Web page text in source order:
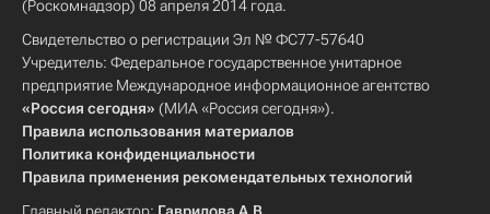
(Роскомнадзор) 08 апреля 2014 года.
Свидетельство о регистрации Эл № ФС77-57640
Учредитель: Федеральное государственное унитарное
предприятие Международное информационное агентство
«Россия сегодня» (МИА «Россия сегодня»).
Правила использования материалов
Политика конфиденциальности
Правила применения рекомендательных технологий